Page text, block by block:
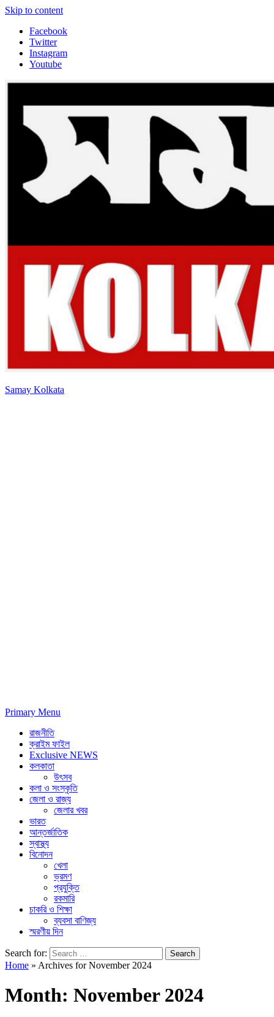
Skip to content
Facebook
Twitter
Instagram
Youtube
Samay Kolkata
Primary Menu
রাজনীতি
ক্রাইম ফাইল
Exclusive NEWS
কলকাতা
উৎসব
কলা ও সংস্কৃতি
জেলা ও রাজ্য
জেলার খবর
ভারত
আন্তর্জাতিক
স্বাস্থ্য
বিনোদন
খেলা
ভ্রমণ
প্রযুক্তি
রকমারি
চাকরি ও শিক্ষা
ব্যবসা বাণিজ্য
স্মরণীয় দিন
Search for:
Home » Archives for November 2024
Month: November 2024